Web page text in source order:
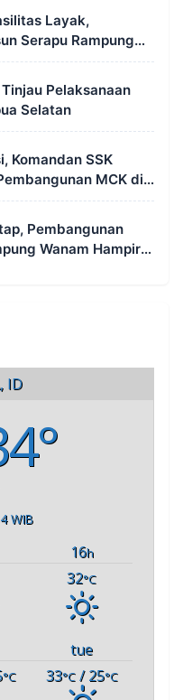
Layak,
Serapu Rampung
Pelaksanaan
Selatan
Komandan SSK
MCK di
Pembangunan
Wanam Hampir
ID
WIB
16h
32°C
tue
°C 33°C/ 25°C